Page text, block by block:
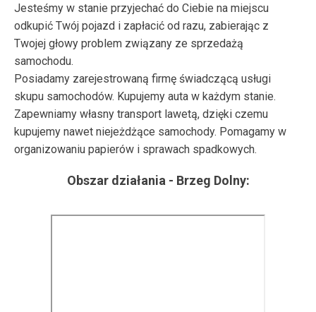
Jesteśmy w stanie przyjechać do Ciebie na miejscu
odkupić Twój pojazd i zapłacić od razu, zabierając z
Twojej głowy problem związany ze sprzedażą
samochodu.
Posiadamy zarejestrowaną firmę świadczącą usługi
skupu samochodów. Kupujemy auta w każdym stanie.
Zapewniamy własny transport lawetą, dzięki czemu
kupujemy nawet niejeżdżące samochody. Pomagamy w
organizowaniu papierów i sprawach spadkowych.
Obszar działania - Brzeg Dolny: